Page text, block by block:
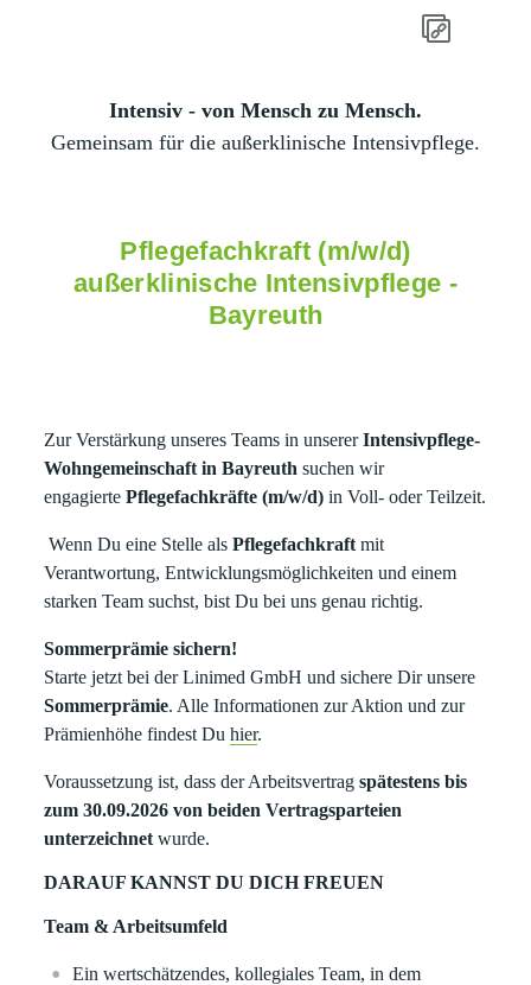
Intensiv - von Mensch zu Mensch.
Gemeinsam für die außerklinische Intensivpflege.
Pflegefachkraft (m/w/d)
außerklinische Intensivpflege -
Bayreuth
Zur Verstärkung unseres Teams in unsererIntensivpflege-
Wohngemeinschaft in Bayreuth suchen wir
engagiertePflegefachkräfte (m/w/d) in Voll- oder Teilzeit.
Wenn Du eine Stelle alsPflegefachkraft mit
Verantwortung, Entwicklungsmöglichkeiten und einem
starken Team suchst, bist Du bei uns genau richtig.
Sommerprämie sichern!
Starte jetzt bei der Linimed GmbH und sichere Dir unsere
Sommerprämie. Alle Informationen zur Aktion und zur
Prämienhöhe findest Duhier.
Voraussetzung ist, dass der Arbeitsvertragspätestens bis
zum 30.09.2026 von beiden Vertragsparteien
unterzeichnet wurde.
DARAUF KANNST DU DICH FREUEN
Team & Arbeitsumfeld
Ein wertschätzendes, kollegiales Team, in dem